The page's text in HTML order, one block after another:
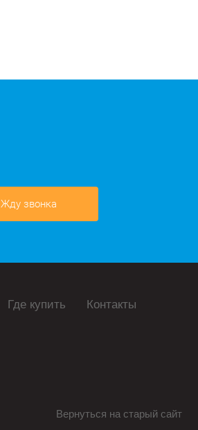
Жду звонка
Где купить Контакты
Вернуться на старый сайт